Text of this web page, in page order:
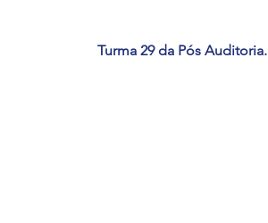
Turma 29 da Pós Auditoria.